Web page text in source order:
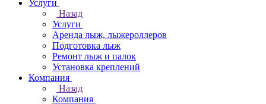
Услуги
Назад
Услуги
Аренда лыж, лыжероллеров
Подготовка лыж
Ремонт лыж и палок
Установка креплений
Компания
Назад
Компания